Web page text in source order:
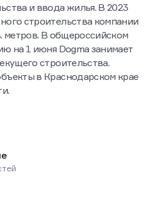
и ввода жилья. В 2023
строительства компании
метров. В общероссийском
на 1 июня Dogma занимает
строительства.
в Краснодарском крае